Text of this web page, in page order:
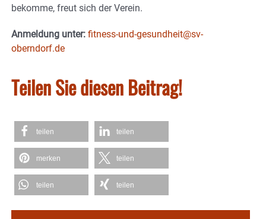
bekomme, freut sich der Verein.
Anmeldung unter: fitness-und-gesundheit@sv-
oberndorf.de
Teilen Sie diesen Beitrag!
teilen teilen
merken teilen
teilen teilen